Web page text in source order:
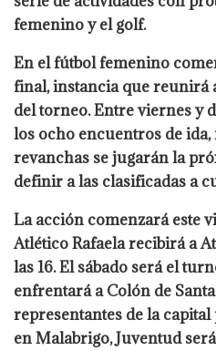
femenino y el golf.
En el fútbol femenino
final, instancia que reunirá
del torneo. Entre viernes y
los ocho encuentros de
revanchas se jugarán la
definir a las clasificadas a
La acción comenzará este
Atlético Rafaela recibirá a
las 16. El sábado será el
enfrentará a Colón de
representantes de la
en Malabrigo, Juventud